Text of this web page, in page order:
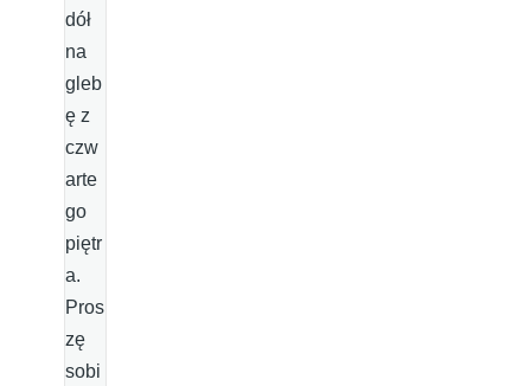
dół
na
gleb
ę z
czw
arte
go
piętr
a.
Pros
zę
sobi